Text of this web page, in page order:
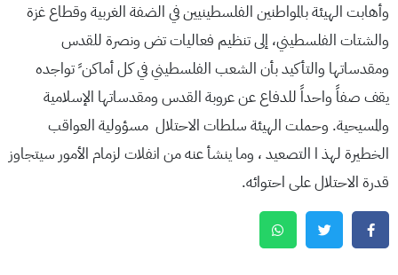
وأهابت الهيئة بالمواطنين الفلسطينيين في الضفة الغربية وقطاع غزة
والشتات الفلسطيني، إلى تنظيم فعاليات تض ونصرة للقدس
ومقدساتها والتأكيد بأن الشعب الفلسطيني في كل أماكن ً تواجده
يقف صفاً واحداً للدفاع عن عروبة القدس ومقدساتها الإسلامية
والمسيحية. وحملت الهيئة سلطات الاحتلال مسؤولية العواقب
الخطيرة لهذ ا التصعيد ، وما ينشأ عنه من انفلات لزمام الأمور سيتجاوز
قدرة الاحتلال على احتوائه.